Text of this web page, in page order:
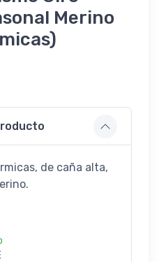
Merino
de caña alta,